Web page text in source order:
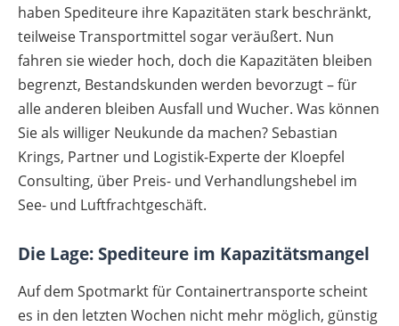
haben Spediteure ihre Kapazitäten stark beschränkt,
teilweise Transportmittel sogar veräußert. Nun
fahren sie wieder hoch, doch die Kapazitäten bleiben
begrenzt, Bestandskunden werden bevorzugt – für
alle anderen bleiben Ausfall und Wucher. Was können
Sie als williger Neukunde da machen? Sebastian
Krings, Partner und Logistik-Experte der Kloepfel
Consulting, über Preis- und Verhandlungshebel im
See- und Luftfrachtgeschäft.
Die Lage: Spediteure im Kapazitätsmangel
Auf dem Spotmarkt für Containertransporte scheint
es in den letzten Wochen nicht mehr möglich, günstig